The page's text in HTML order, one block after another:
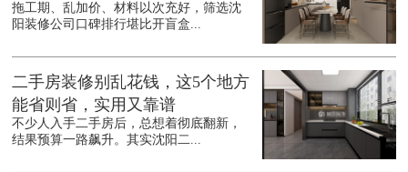
拖工期、乱加价、材料以次充好，筛选沈
阳装修公司口碑排行堪比开盲盒...
二手房装修别乱花钱，这5个地方
能省则省，实用又靠谱
不少人入手二手房后，总想着彻底翻新，
结果预算一路飙升。其实沈阳二...